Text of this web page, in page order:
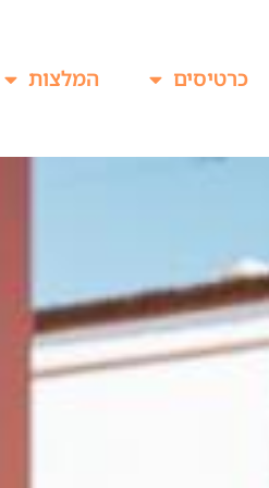
כרטיסים המלצות